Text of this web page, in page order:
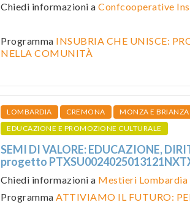
Chiedi informazioni a Confcooperative
Programma INSUBRIA CHE UNISCE:
NELLA COMUNITÀ
LOMBARDIA CREMONA MONZA E BRIANZA
EDUCAZIONE E PROMOZIONE CULTURALE
SEMI DI VALORE: EDUCAZIONE,
progetto
Chiedi informazioni a Mestieri Lombardia
Programma ATTIVIAMO IL FUTURO: